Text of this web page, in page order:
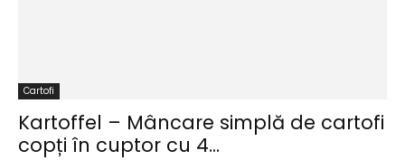
Cartofi
Kartoffel – Mâncare simplă de cartofi
copți în cuptor cu 4...